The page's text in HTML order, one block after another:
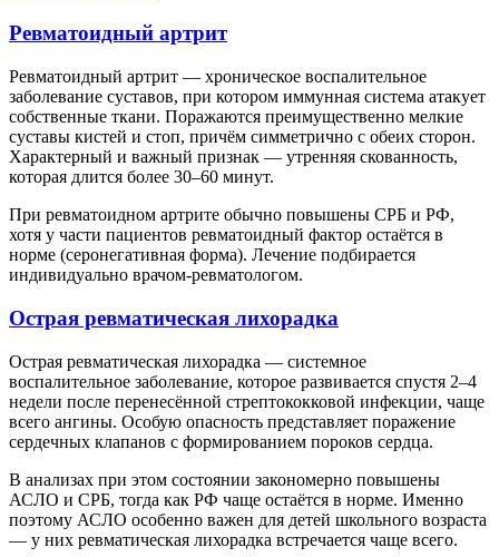
Ревматоидный артрит
Ревматоидный артрит — хроническое воспалительное
заболевание суставов, при котором иммунная система атакует
собственные ткани. Поражаются преимущественно мелкие
суставы кистей и стоп, причём симметрично с обеих сторон.
Характерный и важный признак — утренняя скованность,
которая длится более 30–60 минут.
При ревматоидном артрите обычно повышены СРБ и РФ,
хотя у части пациентов ревматоидный фактор остаётся в
норме (серонегативная форма). Лечение подбирается
индивидуально врачом-ревматологом.
Острая ревматическая лихорадка
Острая ревматическая лихорадка — системное
воспалительное заболевание, которое развивается спустя 2–4
недели после перенесённой стрептококковой инфекции, чаще
всего ангины. Особую опасность представляет поражение
сердечных клапанов с формированием пороков сердца.
В анализах при этом состоянии закономерно повышены
АСЛО и СРБ, тогда как РФ чаще остаётся в норме. Именно
поэтому АСЛО особенно важен для детей школьного возраста
— у них ревматическая лихорадка встречается чаще всего.